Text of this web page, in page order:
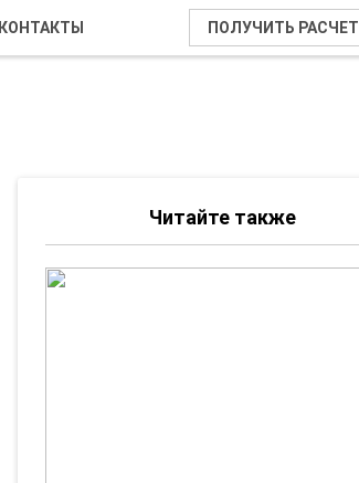
КОНТАКТЫ ПОЛУЧИТЬ РАСЧЕТ
Читайте также